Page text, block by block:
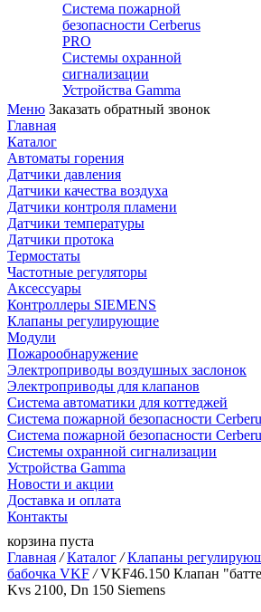
Система пожарной
безопасности Cerberus
PRO
Системы охранной
сигнализации
Устройства Gamma
Меню Заказать обратный звонок
Главная
Каталог
Автоматы горения
Датчики давления
Датчики качества воздуха
Датчики контроля пламени
Датчики температуры
Датчики протока
Термостаты
Частотные регуляторы
Аксессуары
Контроллеры SIEMENS
Клапаны регулирующие
Модули
Пожарообнаружение
Электроприводы воздушных заслонок
Электроприводы для клапанов
Система автоматики для коттеджей
Система пожарной безопасности
Система пожарной безопасности
Системы охранной сигнализации
Устройства Gamma
Новости и акции
Доставка и оплата
Контакты
корзина пуста
Главная / Каталог / Клапаны
бабочка VKF / VKF46.150 Клапан
Kvs 2100, Dn 150 Siemens